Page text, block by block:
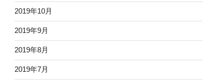
2019年10月
2019年9月
2019年8月
2019年7月